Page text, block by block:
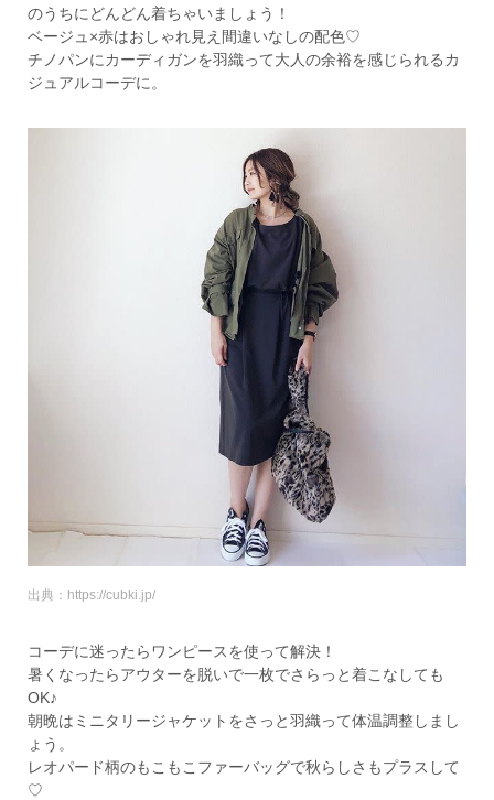
のうちにどんどん着ちゃいましょう！
ベージュ×赤はおしゃれ見え間違いなしの配色♡
チノパンにカーディガンを羽織って大人の余裕を感じられるカ
ジュアルコーデに。
出典：https://cubki.jp/
コーデに迷ったらワンピースを使って解決！
暑くなったらアウターを脱いで一枚でさらっと着こなしても
OK♪
朝晩はミニタリージャケットをさっと羽織って体温調整しまし
ょう。
レオパード柄のもこもこファーバッグで秋らしさもプラスして
♡